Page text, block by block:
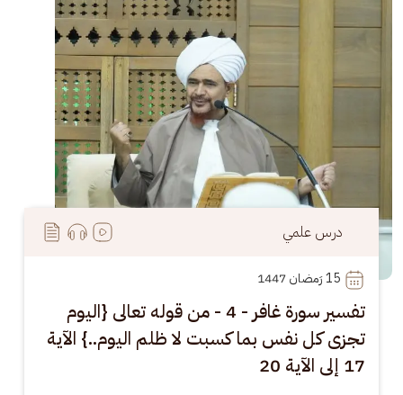
درس علمي
15
تفسير سورة غافر - 4 - من قوله تعالى {اليوم
تجزى كل نفس بما كسبت لا ظلم اليوم..} الآية
17 إلى الآية 20